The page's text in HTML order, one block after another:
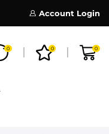
Account Login
0 0 0